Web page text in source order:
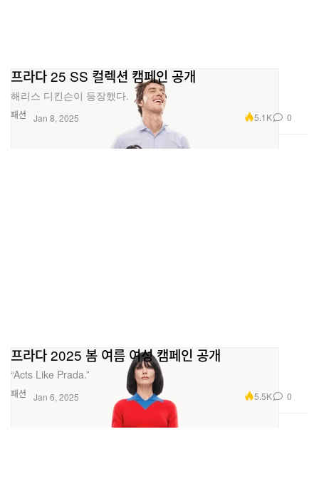
패션
프라다 25 SS 컬렉션 캠페인 공개
해리스 디킨슨이 등장했다.
Jan 8, 2025 5.1K 0
패션
프라다 2025 봄 여름 여성 캠페인 공개
“Acts Like Prada.”
Jan 6, 2025 5.5K 0